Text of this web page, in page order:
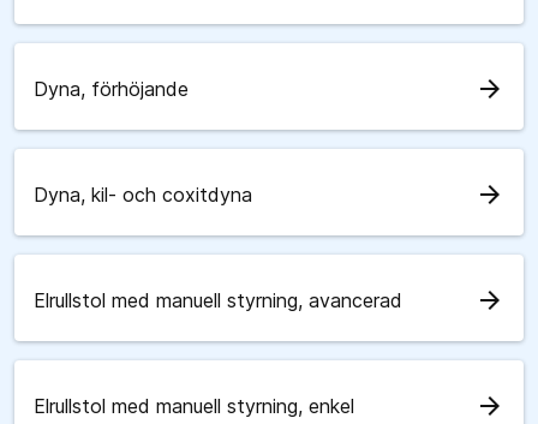
Dyna, förhöjande arrow_forward
Dyna, kil- och coxitdyna arrow_forward
Elrullstol med manuell styrning, avancerad arrow_forward
Elrullstol med manuell styrning, enkel arrow_forward